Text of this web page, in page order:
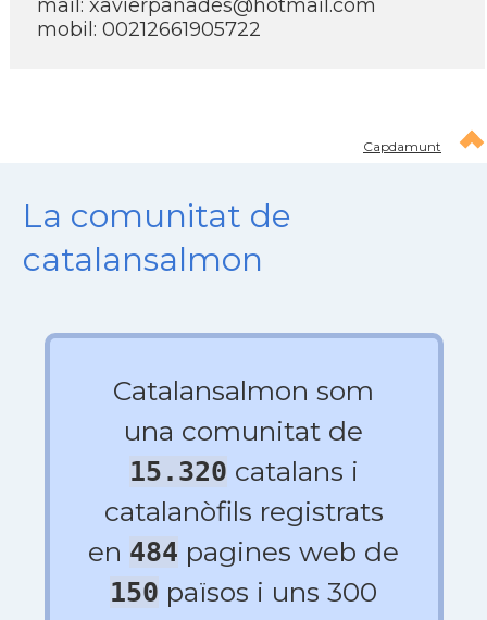
mail: xavierpanades@hotmail.com
mobil: 00212661905722
Capdamunt
La comunitat de
catalansalmon
Catalansalmon som
una comunitat de
15.320 catalans i
catalanòfils registrats
en 484 pagines web de
150 països i uns 300